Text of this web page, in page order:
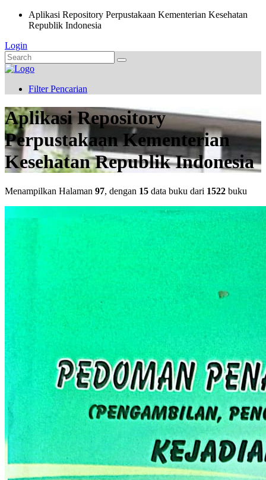
Aplikasi Repository Perpustakaan Kementerian Kesehatan
Republik Indonesia
Login
Filter Pencarian
Aplikasi Repository
Perpustakaan Kementerian
Kesehatan Republik Indonesia
Menampilkan Halaman 97, dengan 15 data buku dari 1522 buku